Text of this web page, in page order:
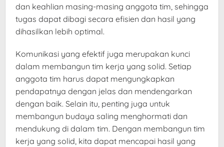
dan keahlian masing-masing anggota tim, sehingga
tugas dapat dibagi secara efisien dan hasil yang
dihasilkan lebih optimal.
Komunikasi yang efektif juga merupakan kunci
dalam membangun tim kerja yang solid. Setiap
anggota tim harus dapat mengungkapkan
pendapatnya dengan jelas dan mendengarkan
dengan baik. Selain itu, penting juga untuk
membangun budaya saling menghormati dan
mendukung di dalam tim. Dengan membangun tim
kerja yang solid, kita dapat mencapai hasil yang